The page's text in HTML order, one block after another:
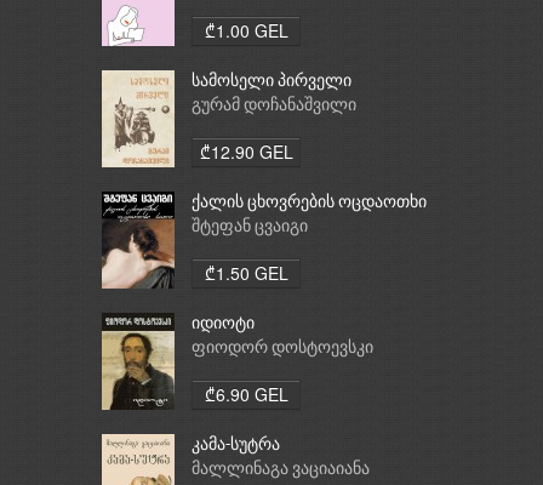
₾1.00 GEL
სამოსელი პირველი
გურამ დოჩანაშვილი
₾12.90 GEL
ქალის ცხოვრების ოცდაოთხი
საათი
შტეფან ცვაიგი
₾1.50 GEL
იდიოტი
ფიოდორ დოსტოევსკი
₾6.90 GEL
კამა-სუტრა
მალლინაგა ვაციაიანა